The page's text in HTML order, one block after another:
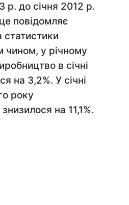
р. до січня 2012 р.
повідомляє
чином, у річному
в січні
на 3,2%. У січні
року
на 11,1%.